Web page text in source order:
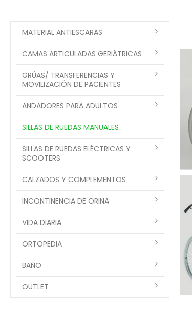
MATERIAL ANTIESCARAS
CAMAS ARTICULADAS GERIÁTRICAS
GRÚAS/ TRANSFERENCIAS Y
MOVILIZACIÓN DE PACIENTES
ANDADORES PARA ADULTOS
SILLAS DE RUEDAS MANUALES
SILLAS DE RUEDAS ELÉCTRICAS Y
SCOOTERS
CALZADOS Y COMPLEMENTOS
INCONTINENCIA DE ORINA
VIDA DIARIA
ORTOPEDIA
BAÑO
OUTLET